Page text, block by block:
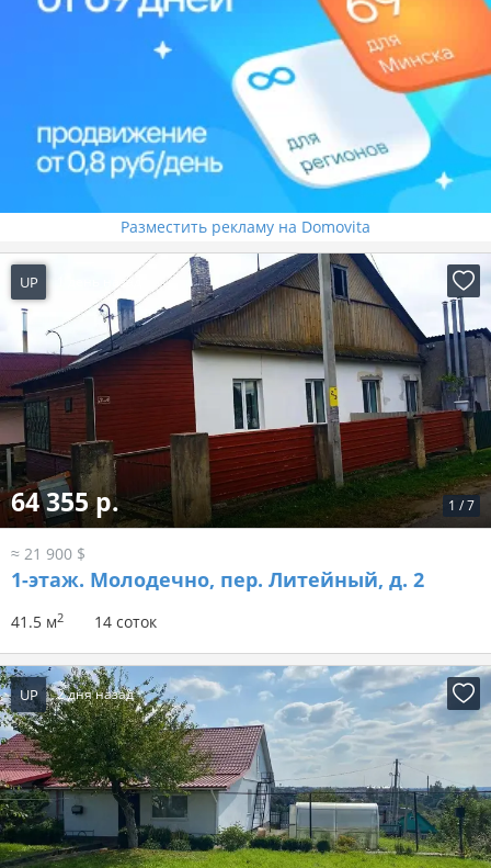
Разместить рекламу на Domovita
UP 1 день назад
1 /7
64 355 р.
≈ 21 900 $
1-этаж. Молодечно, пер. Литейный, д. 2
41.5 м2 14 соток
UP 2 дня назад